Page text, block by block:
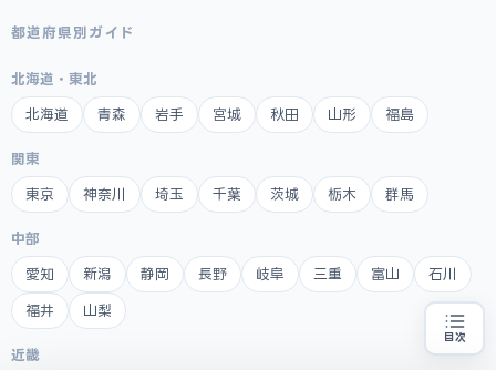
目次
都道府県別ガイド
北海道・東北
北海道 青森 岩手 宮城 秋田 山形 福島
関東
東京 神奈川 埼玉 千葉 茨城 栃木 群馬
中部
愛知 新潟 静岡 長野 岐阜 三重 富山 石川
福井 山梨
近畿